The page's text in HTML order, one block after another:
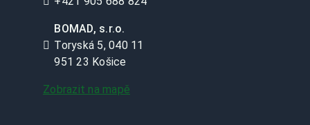
BOMAD, s.r.o.
Toryská 5, 040 11
951 23 Košice
Zobrazit na mapě